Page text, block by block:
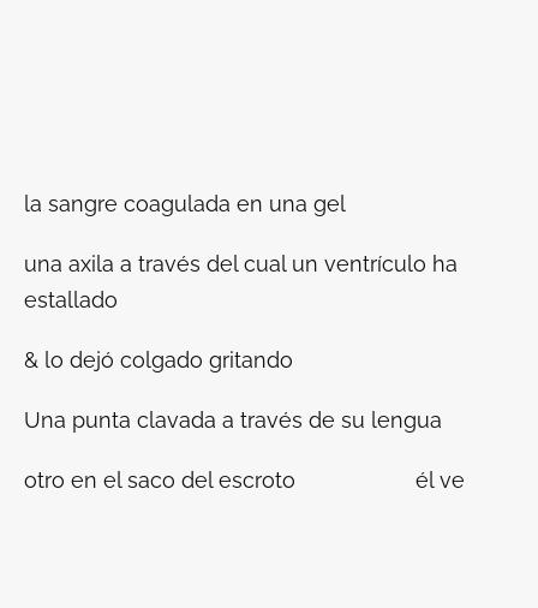
la sangre coagulada en una gel
una axila a través del cual un ventrículo ha
estallado
& lo dejó colgado gritando
Una punta clavada a través de su lengua
otro en el saco del escroto él ve